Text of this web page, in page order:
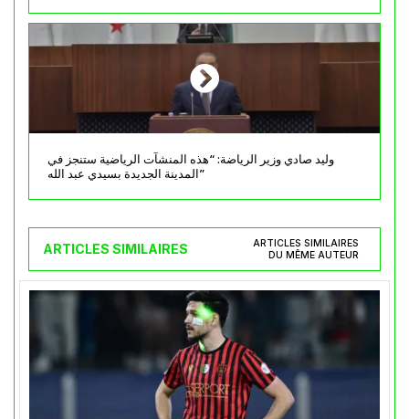
وليد صادي وزير الرياضة: “هذه المنشآت الرياضية ستنجز في
المدينة الجديدة بسيدي عبد الله”
ARTICLES SIMILAIRES
ARTICLES SIMILAIRES
DU MÊME AUTEUR